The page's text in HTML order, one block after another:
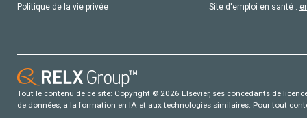
Politique de la vie privée
Site d'emploi en santé :
Tout le contenu de ce site: Copyright © 2026 Elsevier, ses concédants de
de données, a la formation en IA et aux technologies similaires. Pour tout